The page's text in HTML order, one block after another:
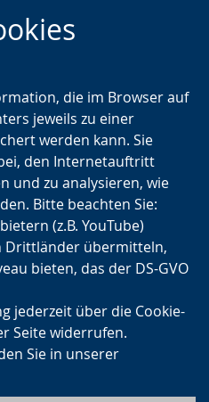
Zur
Hauptnavigation
Zur
Seitennavigation
Zum
Inhalt
die im Browser auf
jeweils zu einer
werden kann. Sie
den Internetauftritt
und zu analysieren, wie
Bitte beachten Sie:
(z.B. YouTube)
Drittländer übermitteln,
bieten, das der DS-GVO
jederzeit über die Cookie-
Seite widerrufen.
Sie in unserer